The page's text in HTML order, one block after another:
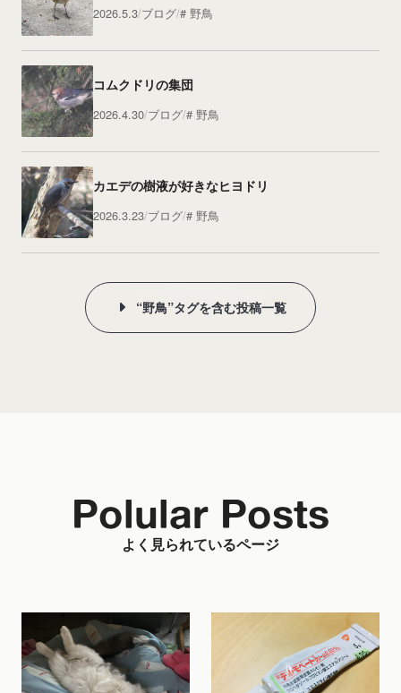
2026.5.3 ブログ 野鳥
コムクドリの集団
2026.4.30 ブログ 野鳥
カエデの樹液が好きなヒヨドリ
2026.3.23 ブログ 野鳥
“野鳥”タグを含む投稿一覧
よく見られているページ
Polular Posts